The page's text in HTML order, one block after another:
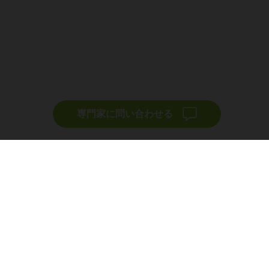
専門家に問い合わせる